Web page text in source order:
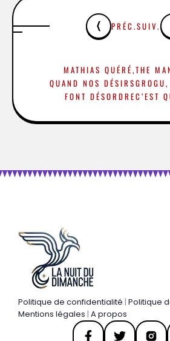
PRÉC.SUIV.
MATHIAS QUÉRÉ,
QUAND NOS DÉSIRS
FONT DÉSORDRE
THE
C’EST
Politique de confidentialité | Politique
Mentions légales | A propos